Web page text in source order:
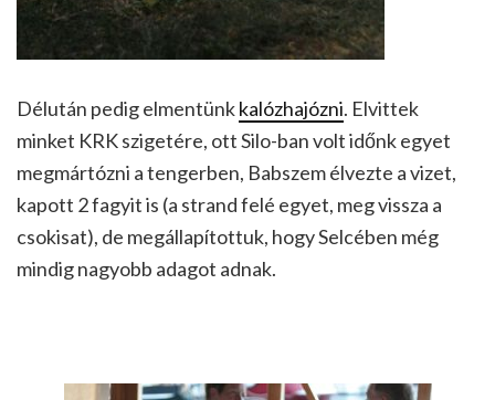
Délután pedig elmentünkkalózhajózni. Elvittek
minket KRK szigetére, ott Silo-ban volt időnk egyet
megmártózni a tengerben, Babszem élvezte a vizet,
kapott 2 fagyit is (a strand felé egyet, meg vissza a
csokisat), de megállapítottuk, hogy Selcében még
mindig nagyobb adagot adnak.